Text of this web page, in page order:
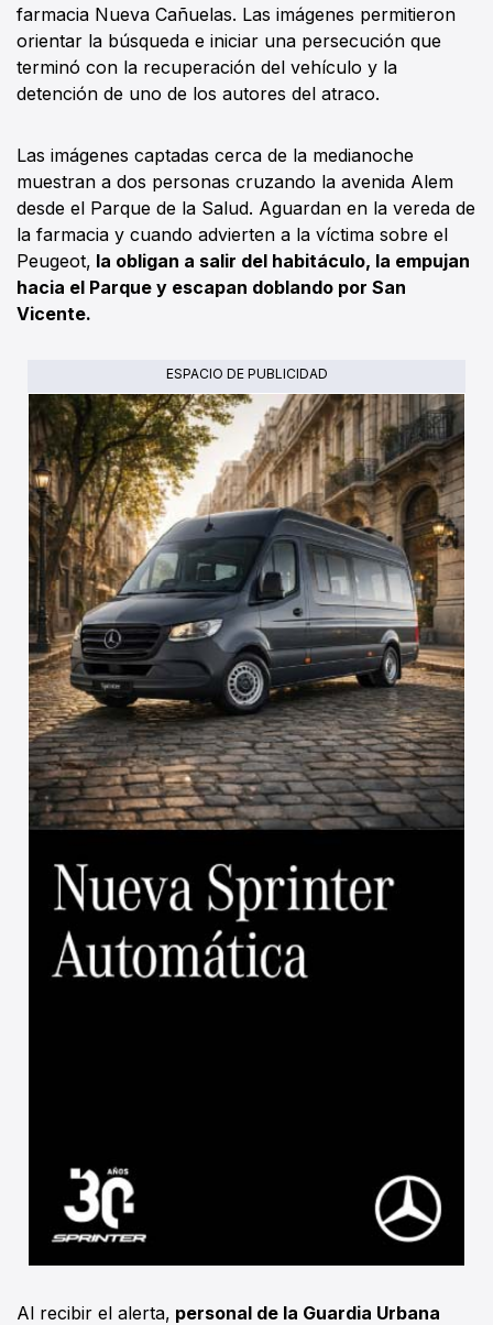
farmacia Nueva Cañuelas. Las imágenes permitieron
orientar la búsqueda e iniciar una persecución que
terminó con la recuperación del vehículo y la
detención de uno de los autores del atraco.
Las imágenes captadas cerca de la medianoche
muestran a dos personas cruzando la avenida Alem
desde el Parque de la Salud. Aguardan en la vereda de
la farmacia y cuando advierten a la víctima sobre el
Peugeot, la obligan a salir del habitáculo, la empujan
hacia el Parque y escapan doblando por San
Vicente.
ESPACIO DE PUBLICIDAD
Al recibir el alerta, personal de la Guardia Urbana